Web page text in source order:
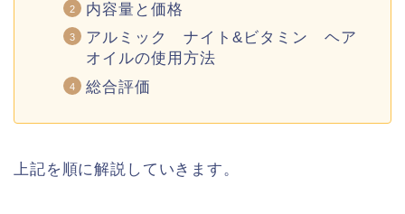
内容量と価格
アルミック ナイト&ビタミン ヘア
オイルの使用方法
総合評価
上記を順に解説していきます。